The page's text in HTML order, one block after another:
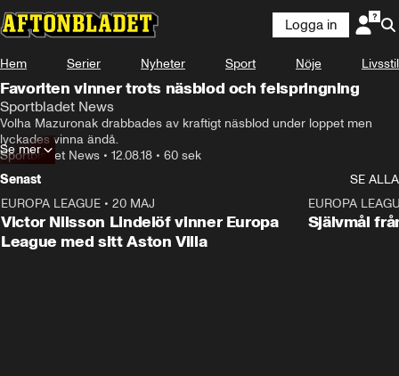
Logga in
Hem Serier Nyheter Sport Nöje Livsstil
Favoriten vinner trots näsblod och felspringning
Sportbladet News
Volha Mazuronak drabbades av kraftigt näsblod under loppet men
lyckades vinna ändå.
Sportbladet News • 12.08.18 • 60 sek
Se mer
Senast
SE ALLA
EUROPA LEAGUE • 20 MAJ
Victor Nilsson Lindelöf vinner Europa
League med sitt Aston Villa
EUROPA
Självmål